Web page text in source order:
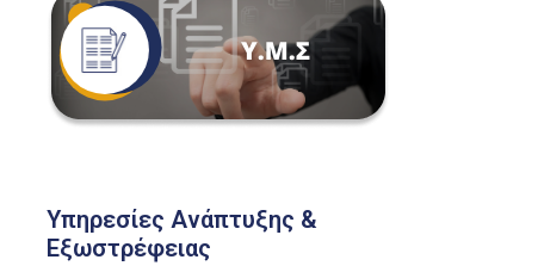
Υπηρεσίες Ανάπτυξης &
Εξωστρέφειας